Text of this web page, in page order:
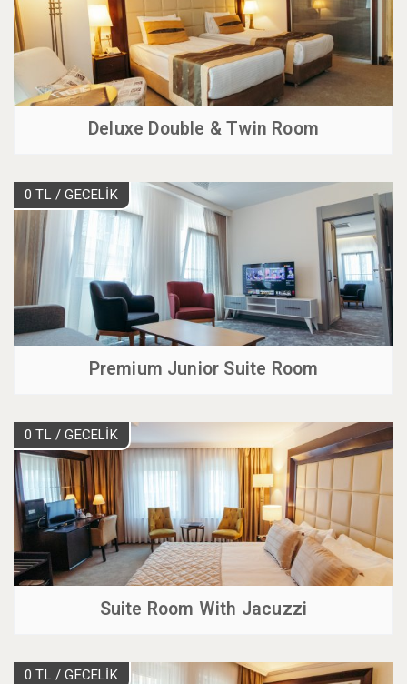
Deluxe Double & Twin Room
0 TL / GECELİK
Premium Junior Suite Room
0 TL / GECELİK
Suite Room With Jacuzzi
0 TL / GECELİK